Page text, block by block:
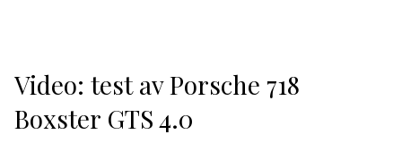
Video: test av Porsche 718
Boxster GTS 4.0